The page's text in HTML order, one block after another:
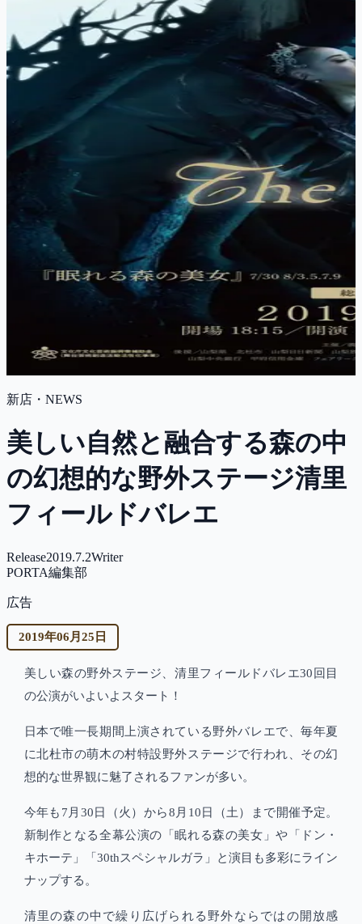
新店・NEWS
美しい自然と融合する森の中
の幻想的な野外ステージ清里
フィールドバレエ
Release2019.7.2Writer
PORTA編集部
広告
2019年06月25日
美しい森の野外ステージ、清里フィールドバレエ30回目
の公演がいよいよスタート！
日本で唯一長期間上演されている野外バレエで、毎年夏
に北杜市の萌木の村特設野外ステージで行われ、その幻
想的な世界観に魅了されるファンが多い。
今年も7月30日（火）から8月10日（土）まで開催予定。
新制作となる全幕公演の「眠れる森の美女」や「ドン・
キホーテ」「30thスペシャルガラ」と演目も多彩にライン
ナップする。
清里の森の中で繰り広げられる野外ならではの開放感